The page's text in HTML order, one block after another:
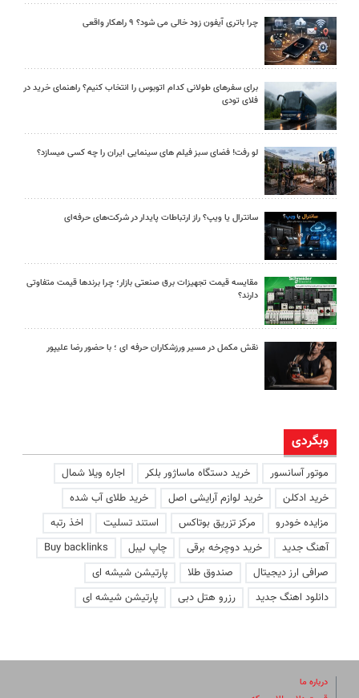
چرا باتری آیفون زود خالی می شود؟ ۹ راهکار واقعی
برای سفرهای طولانی کدام اتوبوس را انتخاب کنیم؟ راهنمای خرید در
فلای تودی
لو رفت! فضای سبز فیلم های سینمایی ایران را چه کسی میسازد؟
سانترال یا ویپ؟ راز ارتباطات پایدار در شرکت‌های حرفه‌ای
مقایسه قیمت تجهیزات برق صنعتی بازار؛ چرا برندها قیمت متفاوتی
دارند؟
نقش مکمل در مسیر ورزشکاران حرفه ای ؛ با حضور رضا علیپور
وبگردی
موتور آسانسور خرید دستگاه ماساژور بلکر
اجاره ویلا شمال
خرید ادکلن
خرید لوازم آرایشی اصل
خرید طلای آب شده
مزایده خودرو
مرکز تزریق بوتاکس استند تسلیت
اخذ رتبه
آهنگ جدید
خرید دوچرخه برقی چاپ لیبل
Buy backlinks
صرافی ارز دیجیتال
صندوق طلا
پارتیشن شیشه ای
دانلود اهنگ جدید
رزرو هتل دبی پارتیشن شیشه ای
درباره ما